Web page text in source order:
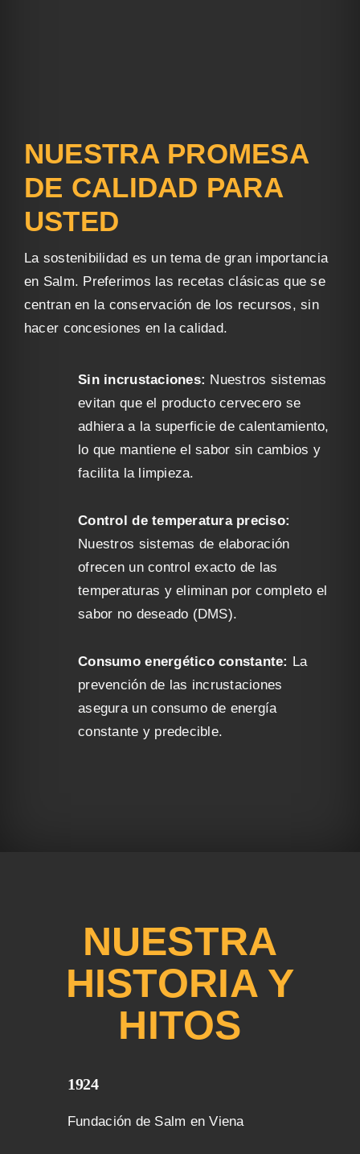
NUESTRA PROMESA
DE CALIDAD PARA
USTED
La sostenibilidad es un tema de gran importancia
en Salm. Preferimos las recetas clásicas que se
centran en la conservación de los recursos, sin
hacer concesiones en la calidad.
Sin incrustaciones: Nuestros sistemas
evitan que el producto cervecero se
adhiera a la superficie de calentamiento,
lo que mantiene el sabor sin cambios y
facilita la limpieza.
Control de temperatura preciso:
Nuestros sistemas de elaboración
ofrecen un control exacto de las
temperaturas y eliminan por completo el
sabor no deseado (DMS).
Consumo energético constante: La
prevención de las incrustaciones
asegura un consumo de energía
constante y predecible.
NUESTRA
HISTORIA Y
HITOS
1924
Fundación de Salm en Viena